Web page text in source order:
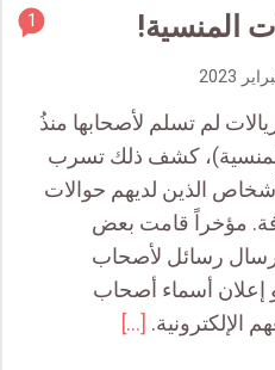
article
is:
1 المنسية!
لم تسلم لأصحابها منذُ
كشف ذلك تسرب
الذين لديهم حوالات
مؤخراً قامت بعض
رسائل لأصحاب
إعلان أسماء أصحاب
الإلكترونية. […]